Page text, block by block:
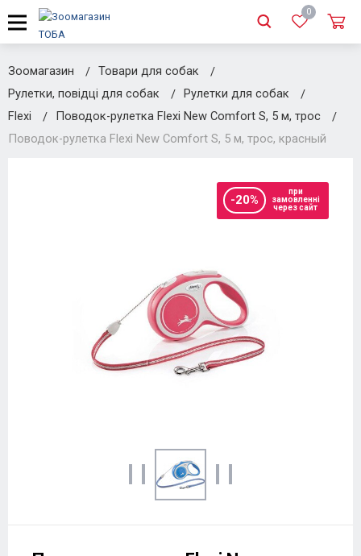
0
Зоомагазин
Товари для собак
Рулетки, повідці для собак
Рулетки для собак
Flexi
Поводок-рулетка Flexi New Comfort S, 5 м, трос
Поводок-рулетка Flexi New Comfort S, 5 м, трос, красный
-20%
при
замовленні
через сайт